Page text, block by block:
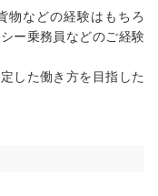
物などの経験はもちろ
ー乗務員などのご経験
した働き方を目指した